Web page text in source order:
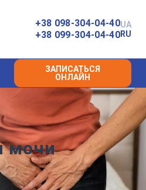
+38 098-304-04-40
+38 099-304-04-40
UA
RU
ЗАПИСАТЬСЯ
ОНЛАЙН
мочи